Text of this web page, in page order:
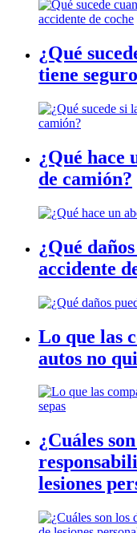
¿Qué
tiene
¿Qué hace
de camión?
¿Qué
accidente
Lo que las
autos no
¿Cuáles
lesiones